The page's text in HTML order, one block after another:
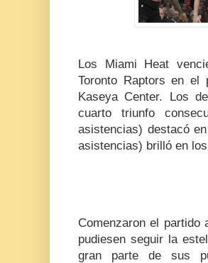
Los Miami Heat
Toronto Raptors en el
Kaseya Center. Los
cuarto triunfo
asistencias) destacó
asistencias) brilló en
Comenzaron el partido
pudiesen seguir la
gran parte de sus